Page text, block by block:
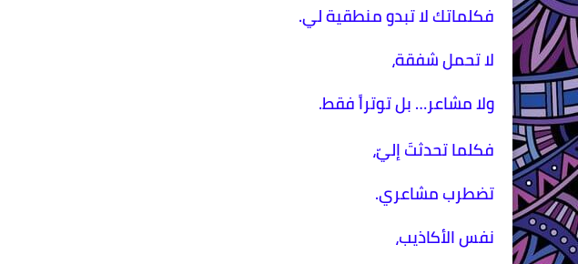
فكلماتك لا تبدو منطقية لي.
لا تحمل شفقة،
ولا مشاعر… بل توتراً فقط.
فكلما تحدثتَ إليّ،
تضطرب مشاعري.
نفس الأكاذيب،